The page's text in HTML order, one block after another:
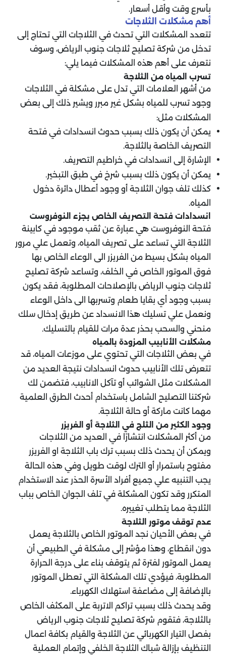
بأسرع وقت وأقل أسعار.
أهم مشكلات الثلاجات
تتعدد المشكلات التي تحدث في الثلاجات التي تحتاج إلى
تدخل من شركة تصليح ثلاجات جنوب الرياض، وسوف
نتعرف على أهم هذه المشكلات فيما يلي:
تسرب المياه من الثلاجة
من أشهر العلامات التي تدل على مشكلة في الثلاجات
وجود تسرب للمياه بشكل غير مبرر ويشير ذلك إلى بعض
المشكلات مثل:
يمكن أن يكون ذلك بسبب حدوث انسدادات في فتحة
التصريف الخاصة بالثلاجة.
الإشارة إلى انسدادات في خراطيم التصريف.
يمكن أن يكون ذلك بسبب شرخ في طبق التبخير.
كذلك تلف جوان الثلاجة أو وجود أعطال دائرة دخول
المياه.
انسدادات فتحة التصريف الخاص بجزء النوفروست
فتحة النوفروست هي عبارة عن ثقب موجود في كابينة
الثلاجة التي تساعد على تصريف المياه، وتعمل علي مرور
المياه بشكل بسيط من الفريزر الى الوعاء الخاص بها
فوق الموتور الخاص في الخلف، وتساعد شركة تصليح
ثلاجات جنوب الرياض بالإصلاحات المطلوبة، فقد يكون
بسبب وجود أي بقايا طعام وتسربها الى داخل الوعاء
ونعمل علي تسليك هذا الانسداد عن طريق إدخال سلك
منحني والسحب بحذر عدة مرات للقيام بالتسليك.
مشكلات الأنابيب المزودة بالمياه
في بعض الثلاجات التي تحتوي على موزعات المياه، قد
تتعرض تلك الأنابيب حدوث انسدادات نتيجة العديد من
المشكلات مثل الشوائب أو تآكل الانابيب، فتضمن لك
شركتنا التصليح الشامل باستخدام أحدث الطرق العلمية
مهما كانت ماركة أو حالة الثلاجة.
وجود الكثير من الثلج في الثلاجة أو الفريزر
من أكثر المشكلات انتشارًا في العديد من الثلاجات
ويمكن أن يحدث ذلك بسبب ترك باب الثلاجة او الفريزر
مفتوح باستمرار أو الترك لوقت طويل وفي هذه الحالة
يجب التنبيه علي جميع أفراد الأسرة الحذر عند الاستخدام
المتكرر وقد تكون المشكلة في تلف الجوان الخاص بباب
الثلاجة مما يتطلب تغييره.
عدم توقف موتور الثلاجة
في بعض الأحيان نجد الموتور الخاص بالثلاجة يعمل
دون انقطاع، وهذا مؤشر إلى مشكلة في الطبيعي أن
يعمل الموتور لفترة ثم يتوقف بناء على درجة الحرارة
المطلوبة، فيؤدي تلك المشكلة التي تعطل الموتور
بالإضافة إلى مضاعفة استهلاك الكهرباء.
وقد يحدث ذلك بسبب تراكم الاتربة على المكثف الخاص
بالثلاجة، فتقوم شركة تصليح ثلاجات جنوب الرياض
بفصل التيار الكهربائي عن الثلاجة والقيام بكافة اعمال
التنظيف بإزالة شباك الثلاجة الخلفي وإتمام العملية